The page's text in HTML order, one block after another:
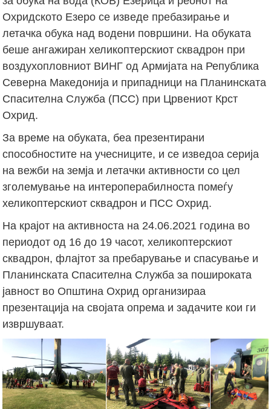
Охридското Езеро се изведе пребазирање и
летачка обука над водени површини. На обуката
беше ангажиран хеликоптерскиот сквадрон при
воздухопловниот ВИНГ од Армијата на Република
Северна Македонија и припадници на Планинската
Спасителна Служба (ПСС) при Црвениот Крст
Охрид.
За време на обуката, беа презентирани
способностите на учесниците, и се изведоа серија
на вежби на земја и летачки активности со цел
зголемување на интероперабилноста помеѓу
хеликоптерскиот сквадрон и ПСС Охрид.
На крајот на активноста на 24.06.2021 година во
периодот од 16 до 19 часот, хеликоптерскиот
сквадрон, флајтот за пребарување и спасување и
Планинската Спасителна Служба за пошироката
јавност во Општина Охрид организираа
презентација на својата опрема и задачите кои ги
извршуваат.